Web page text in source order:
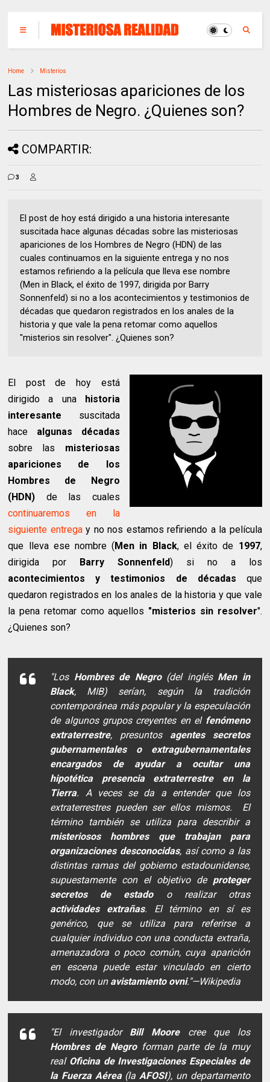
Home Misterios
Las misteriosas apariciones de los
Hombres de Negro. ¿Quienes son?
COMPARTIR:
3
El post de hoy está dirigido a una historia interesante
suscitada hace algunas décadas sobre las misteriosas
apariciones de los Hombres de Negro (HDN) de las
cuales continuamos en la siguiente entrega y no nos
estamos refiriendo a la película que lleva ese nombre
(Men in Black, el éxito de 1997, dirigida por Barry
Sonnenfeld) si no a los acontecimientos y testimonios de
décadas que quedaron registrados en los anales de la
historia y que vale la pena retomar como aquellos
"misterios sin resolver". ¿Quienes son?
El post de hoy está
dirigido a una historia
interesante suscitada
hace algunas décadas
sobre las misteriosas
apariciones de los
Hombres de Negro
(HDN) de las cuales
continuaremos en la
siguiente entregay no nos estamos refiriendo a la película
que lleva ese nombre (Men in Black, el éxito de 1997,
dirigida por Barry Sonnenfeld) si no a los
acontecimientos y testimonios de décadas que
quedaron registrados en los anales de la historia y que vale
la pena retomar como aquellos "misterios sin resolver".
¿Quienes son?
"Los Hombres de Negro (del inglés Men in
Black, MIB) serían, según la tradición
contemporánea más popular y la especulación
de algunos grupos creyentes en el fenómeno
extraterrestre, presuntos agentes secretos
gubernamentales o extragubernamentales
encargados de ayudar a ocultar una
hipotética presencia extraterrestre en la
Tierra. A veces se da a entender que los
extraterrestres pueden ser ellos mismos. El
término también se utiliza para describir a
misteriosos hombres que trabajan para
organizaciones desconocidas, así como a las
distintas ramas del gobierno estadounidense,
supuestamente con el objetivo de proteger
secretos de estadoo realizar otras
actividades extrañas. El término en sí es
genérico, que se utiliza para referirse a
cualquier individuo con una conducta extraña,
amenazadora o poco común, cuya aparición
en escena puede estar vinculado en cierto
modo, con un avistamiento ovni."—Wikipedia
"El investigador Bill Moore cree que los
Hombres de Negroforman parte de la muy
real Oficina de Investigaciones Especiales de
la Fuerza Aérea(laAFOSI), un departamento